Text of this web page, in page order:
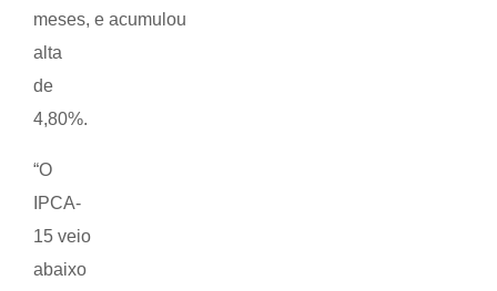
meses, e acumulou
alta
de
4,80%.
“O
IPCA-
15 veio
abaixo